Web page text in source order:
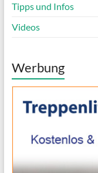
Tipps und Infos
Videos
Werbung